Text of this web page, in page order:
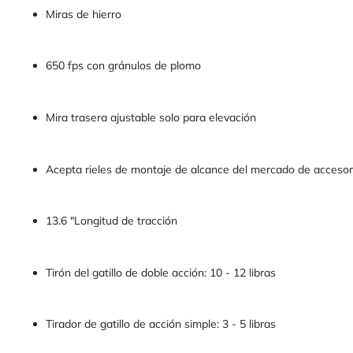
Miras de hierro
650 fps con gránulos de plomo
Mira trasera ajustable solo para elevación
Acepta rieles de montaje de alcance del mercado de
13.6 "Longitud de tracción
Tirón del gatillo de doble acción: 10 - 12 libras
Tirador de gatillo de acción simple: 3 - 5 libras